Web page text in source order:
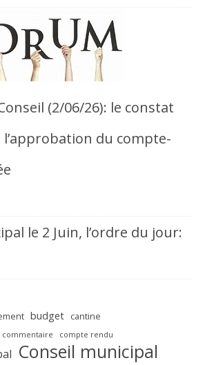
(2/06/26): le constat
du compte-
le 2 Juin, l’ordre du jour:
budget cantine
commentaire compte rendu
Conseil municipal